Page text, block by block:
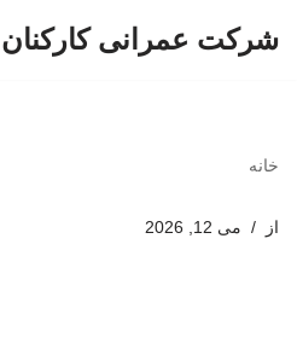
شرکت عمرانی کارکنان
خانه
از می 12, 2026